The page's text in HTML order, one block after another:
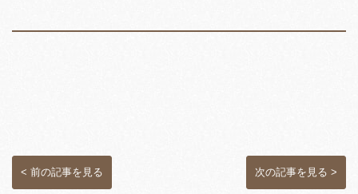
< 前の記事を見る 次の記事を見る >